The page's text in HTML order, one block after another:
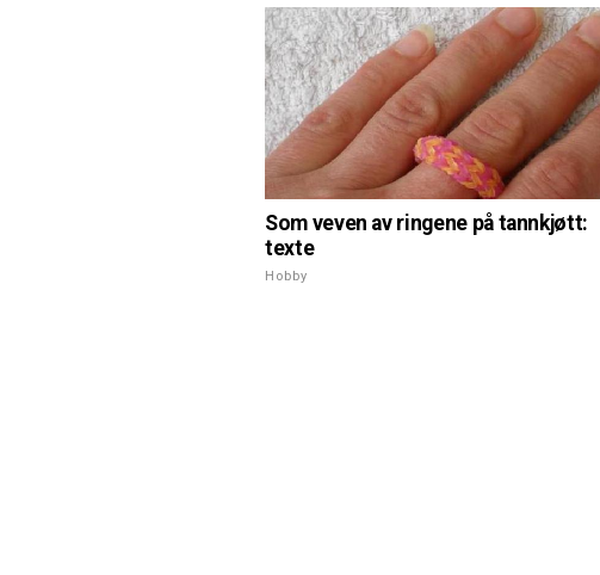
Som veven av ringene på tannkjøtt:
texte
Hobby